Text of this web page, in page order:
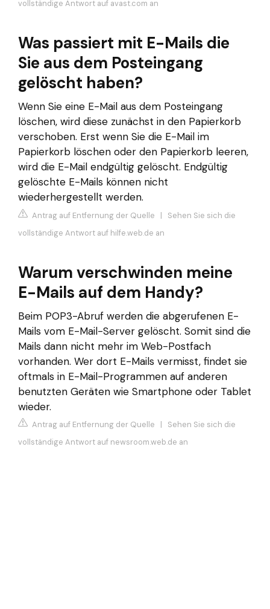
vollständige Antwort auf avast.com an
Was passiert mit E-Mails die
Sie aus dem Posteingang
gelöscht haben?
Wenn Sie eine E-Mail aus dem Posteingang
löschen, wird diese zunächst in den Papierkorb
verschoben. Erst wenn Sie die E-Mail im
Papierkorb löschen oder den Papierkorb leeren,
wird die E-Mail endgültig gelöscht. Endgültig
gelöschte E-Mails können nicht
wiederhergestellt werden.
Antrag auf Entfernung der Quelle | Sehen Sie sich die
vollständige Antwort auf hilfe.web.de an
Warum verschwinden meine
E-Mails auf dem Handy?
Beim POP3-Abruf werden die abgerufenen E-
Mails vom E-Mail-Server gelöscht. Somit sind die
Mails dann nicht mehr im Web-Postfach
vorhanden. Wer dort E-Mails vermisst, findet sie
oftmals in E-Mail-Programmen auf anderen
benutzten Geräten wie Smartphone oder Tablet
wieder.
Antrag auf Entfernung der Quelle | Sehen Sie sich die
vollständige Antwort auf newsroom.web.de an